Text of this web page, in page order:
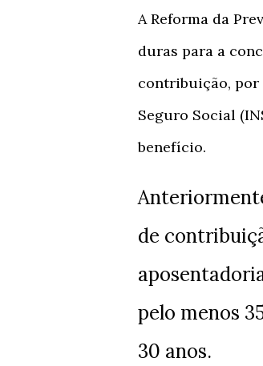
A Reforma da
duras para a
contribuição, por
Seguro Social
benefício.
de
pelo menos
30 anos.